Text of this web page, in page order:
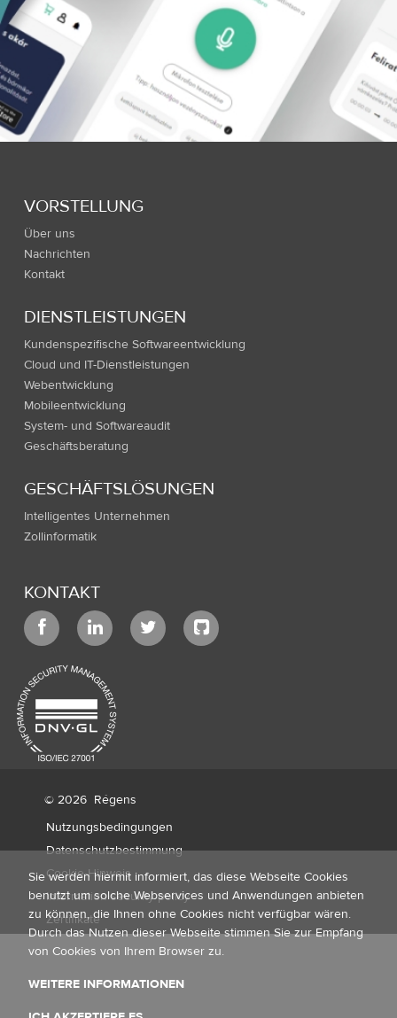
VORSTELLUNG
Über uns
Nachrichten
Kontakt
DIENSTLEISTUNGEN
Kundenspezifische Softwareentwicklung
Cloud und IT-Dienstleistungen
Webentwicklung
Mobileentwicklung
System- und Softwareaudit
Geschäftsberatung
GESCHÄFTSLÖSUNGEN
Intelligentes Unternehmen
Zollinformatik
KONTAKT
© 2026 Régens
Nutzungsbedingungen
Datenschutzbestimmung
Cookie-Hinweis
Information security policy
Zertifikate
Sie werden hiermit informiert, das diese Webseite Cookies
benutzt um solche Webservices und Anwendungen anbieten
zu können, die Ihnen ohne Cookies nicht verfügbar wären.
Durch das Nutzen dieser Webseite stimmen Sie zur Empfang
von Cookies von Ihrem Browser zu.
WEITERE INFORMATIONEN